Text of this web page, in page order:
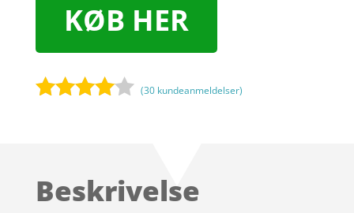
KØB HER
på
(30 kundeanmeldelser)
Beskrivelse